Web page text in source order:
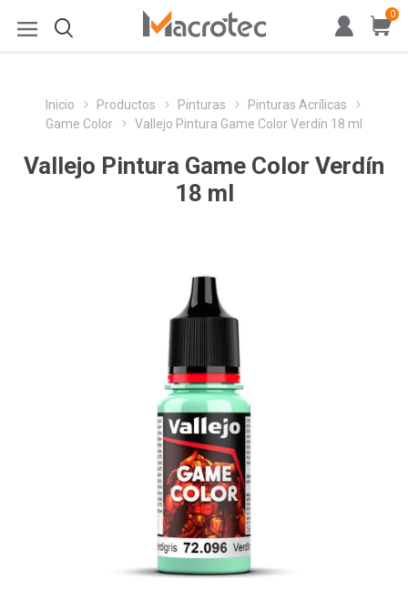
0
Inicio Productos Pinturas
Pinturas Acrílicas
Game Color
Vallejo Pintura Game Color Verdín 18 ml
Vallejo Pintura Game Color Verdín
18 ml